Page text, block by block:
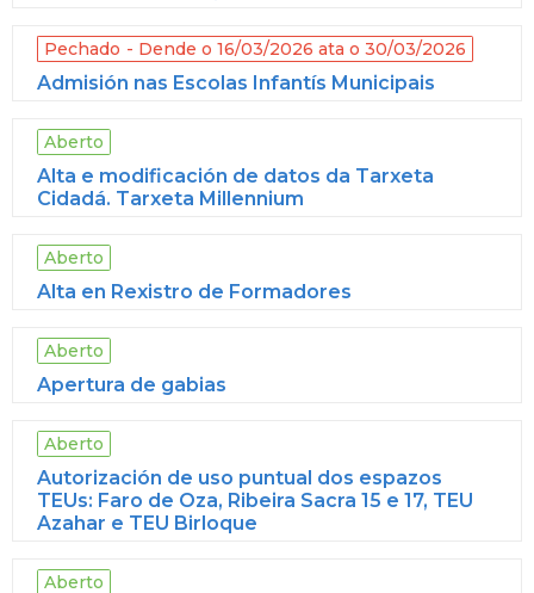
Pechado Dende o 16/03/2026 ata o 30/03/2026
Admisión nas Escolas Infantís Municipais
Aberto
Alta e modificación de datos da Tarxeta
Cidadá. Tarxeta Millennium
Aberto
Alta en Rexistro de Formadores
Aberto
Apertura de gabias
Aberto
Autorización de uso puntual dos espazos
TEUs: Faro de Oza, Ribeira Sacra 15 e 17, TEU
Azahar e TEU Birloque
Aberto